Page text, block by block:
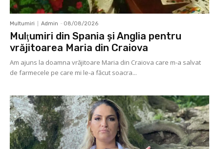
Multumiri Admin - 08/08/2026
Mulţumiri din Spania şi Anglia pentru
vrăjitoarea Maria din Craiova
Am ajuns la doamna vrăjitoare Maria din Craiova care m-a salvat
de farmecele pe care mi le-a făcut soacra...